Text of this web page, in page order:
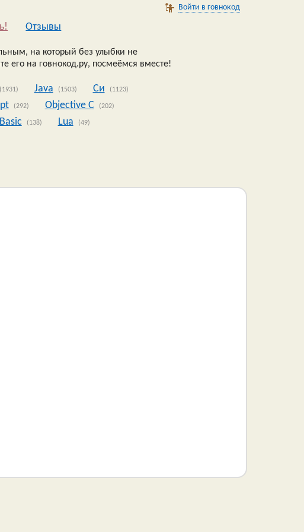
Войти в говнокод
Oтзывы
на который без улыбки не
его на говнокод.ру, посмеёмся вместе!
(1931) Java (1503) Си (1123)
(292) Objective C (202)
(138) Lua (49)